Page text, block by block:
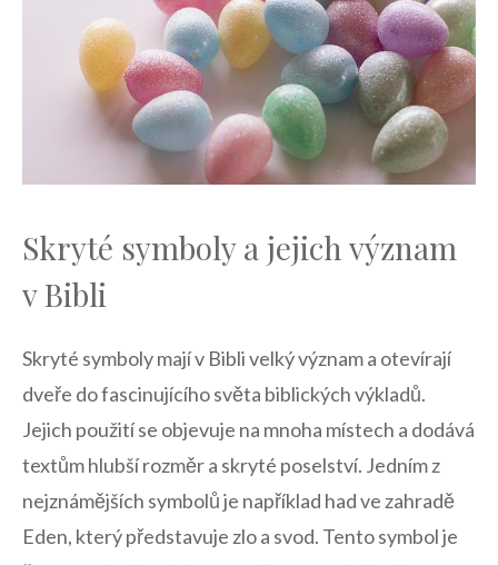
Skryté symboly a jejich význam
v Bibli
Skryté symboly mají v Bibli velký význam a otevírají​
dveře⁣ do fascinujícího ⁣světa biblických⁢ výkladů.
Jejich použití se objevuje ⁢na ⁤mnoha místech a dodává
textům hlubší ⁤rozměr a ‍skryté poselství. Jedním z
nejznámějších symbolů⁤ je například had ve zahradě
Eden, který představuje⁣ zlo a svod. ​Tento symbol​ je